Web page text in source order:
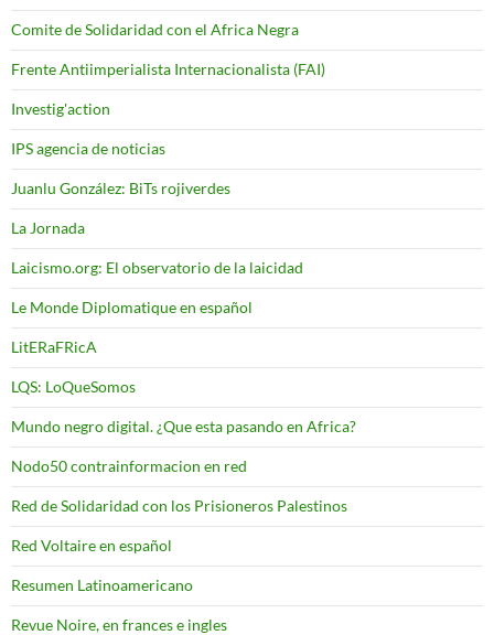
Comite de Solidaridad con el Africa Negra
Frente Antiimperialista Internacionalista (FAI)
Investig'action
IPS agencia de noticias
Juanlu González: BiTs rojiverdes
La Jornada
Laicismo.org: El observatorio de la laicidad
Le Monde Diplomatique en español
LitERaFRicA
LQS: LoQueSomos
Mundo negro digital. ¿Que esta pasando en Africa?
Nodo50 contrainformacion en red
Red de Solidaridad con los Prisioneros Palestinos
Red Voltaire en español
Resumen Latinoamericano
Revue Noire, en frances e ingles